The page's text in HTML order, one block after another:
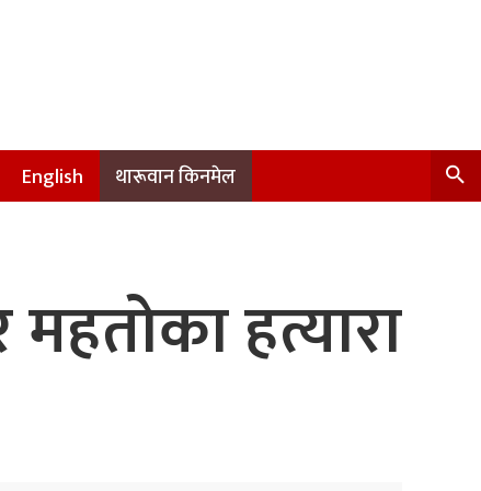
English थारूवान किनमेल
हत्यारा